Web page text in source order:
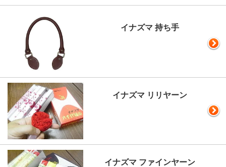
イナズマ 持ち手
イナズマ リリヤーン
イナズマ ファインヤーン